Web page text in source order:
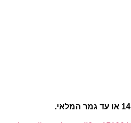
.